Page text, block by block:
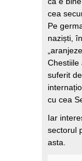
cea
Pe
naziști,
Chestiile
suferit
cu cea
Iar
sectorul
asta.